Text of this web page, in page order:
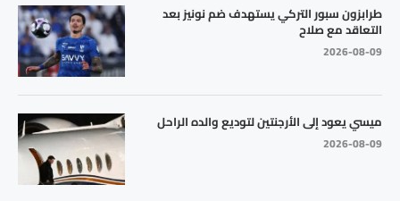
طرابزون سبور التركي يستهدف ضم نونيز بعد
التعاقد مع صلاح
2026-08-09
ميسي يعود إلى الأرجنتين لتوديع والده الراحل
2026-08-09